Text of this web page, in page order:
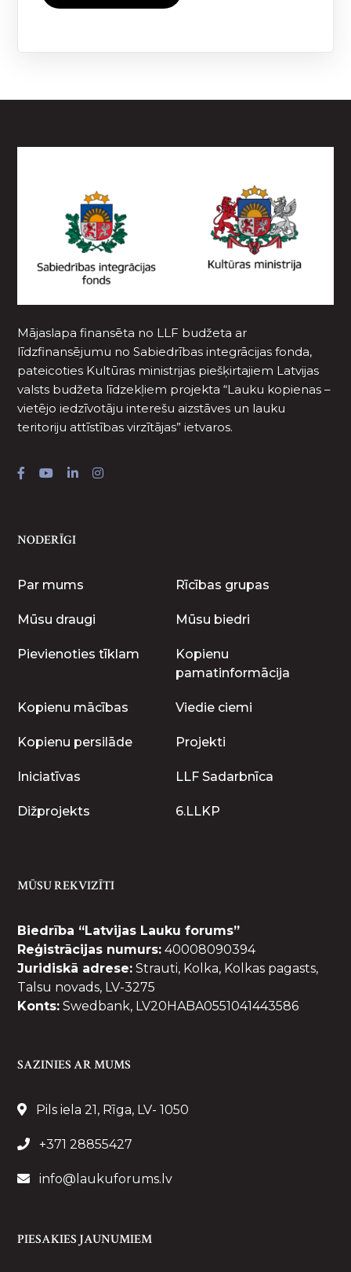
Mājaslapa finansēta no LLF budžeta ar
līdzfinansējumu no Sabiedrības integrācijas fonda,
pateicoties Kultūras ministrijas piešķirtajiem Latvijas
valsts budžeta līdzekļiem projekta “Lauku kopienas –
vietējo iedzīvotāju interešu aizstāves un lauku
teritoriju attīstības virzītājas” ietvaros.
NODERĪGI
Par mums Rīcības grupas
Mūsu draugi Mūsu biedri
Pievienoties tīklam
Kopienu
pamatinformācija
Kopienu mācības Viedie ciemi
Kopienu persilāde Projekti
Iniciatīvas LLF Sadarbnīca
Dižprojekts 6.LLKP
MŪSU REKVIZĪTI
Biedrība “Latvijas Lauku forums”
Reģistrācijas numurs: 40008090394
Juridiskā adrese: Strauti, Kolka, Kolkas pagasts,
Talsu novads, LV-3275
Konts: Swedbank, LV20HABA0551041443586
SAZINIES AR MUMS
Pils iela 21, Rīga, LV- 1050
+371 28855427
info@laukuforums.lv
PIESAKIES JAUNUMIEM